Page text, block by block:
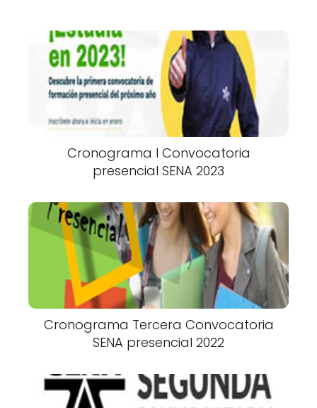
Cronograma I Convocatoria
presencial SENA 2023
Cronograma Tercera Convocatoria
SENA presencial 2022